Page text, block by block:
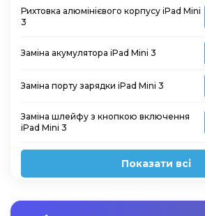
Рихтовка алюмінієвого корпусу iPad Mini
3
Заміна акумулятора iPad Mini 3
Заміна порту зарядки iPad Mini 3
Заміна шлейфу з кнопкою включення
iPad Mini 3
Показати всі